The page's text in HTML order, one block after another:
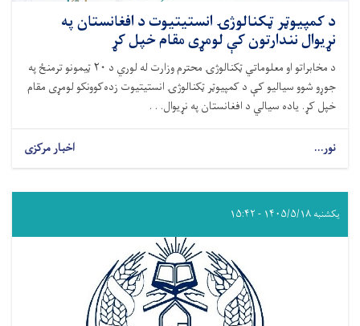
د کمپیوټر ټکنالوژۍ انستیتیوت د افغانستان په
نړیوال نندارتون کې لومړی مقام خپل کړ
د مخابراتو او معلوماتي ټکنالوژۍ محترم وزارت له لوري د ۲۰ ټیمونو ترمنځ په
جوړو شوو سیالیو کې د کمپیوټر ټکنالوژۍ انستیتیوت زده‌کوونکو لومړی مقام
خپل کړ. یاده سیالي د افغانستان په نړیوال. . .
نور... اخبار مرکزی
یکشنبه ۱۴۰۵/۵/۱۸ - ۱۵:۴۲